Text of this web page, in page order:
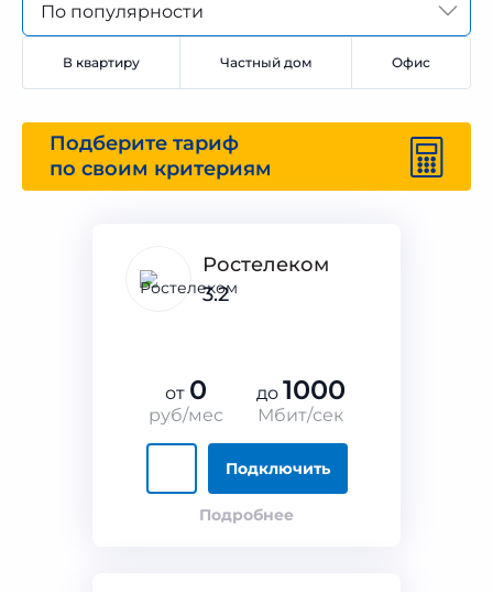
По популярности
В квартиру Частный дом Офис
Подберите тариф
по своим критериям
Ростелеком
3.2
от 0
руб/мес
до 1000
Мбит/сек
Подключить
Подробнее